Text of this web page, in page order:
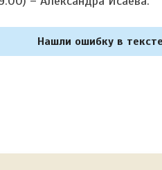
Нашли ошибку в